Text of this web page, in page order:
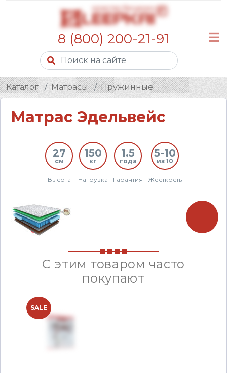
8 (800) 200-21-91
Каталог Матрасы Пружинные
Матрас Эдельвейс
27
см
Высота
150
кг
Нагрузка
1.5
года
Гарантия
5-10
из 10
Жесткость
С этим товаром часто
покупают
SALE